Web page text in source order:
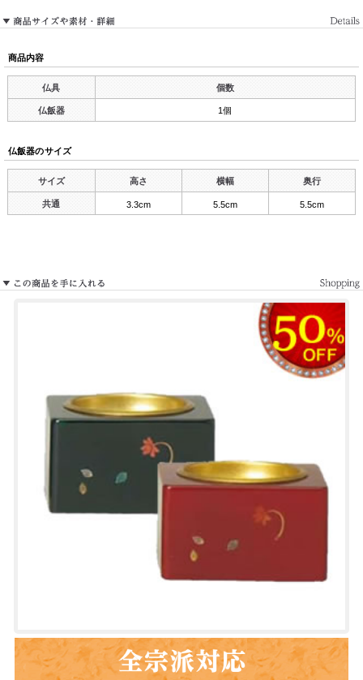
商品内容
仏具 個数
仏飯器 1個
仏飯器のサイズ
サイズ 高さ 横幅 奥行
共通 3.3cm 5.5cm 5.5cm